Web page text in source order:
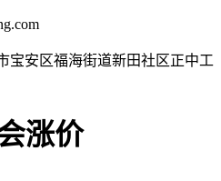
安区福海街道新田社区正中工
涨价